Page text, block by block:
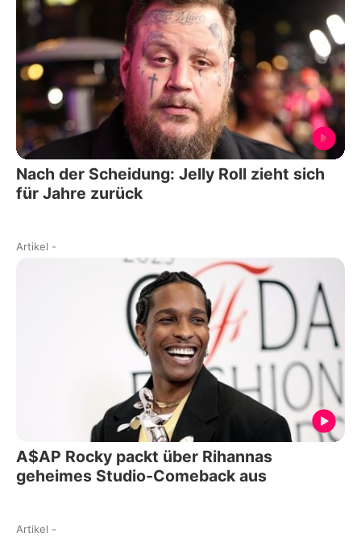
Nach der Scheidung: Jelly Roll zieht sich
für Jahre zurück
Artikel -
A$AP Rocky packt über Rihannas
geheimes Studio-Comeback aus
Artikel -